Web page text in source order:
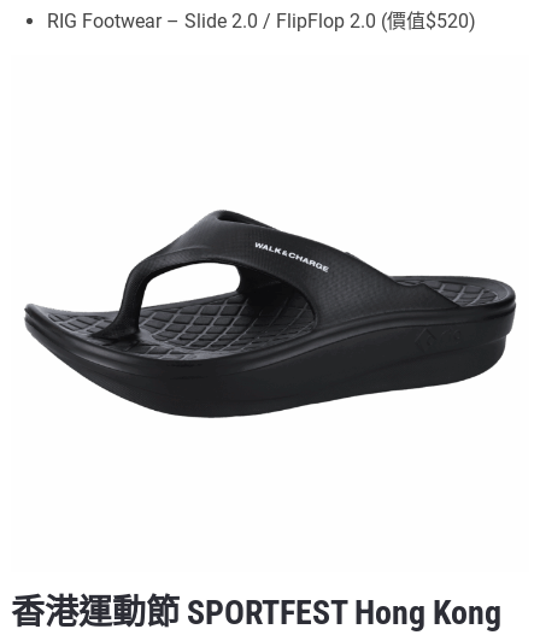
RIG Footwear – Slide 2.0 / FlipFlop 2.0 (價值$520)
香港運動節 SPORTFEST Hong Kong